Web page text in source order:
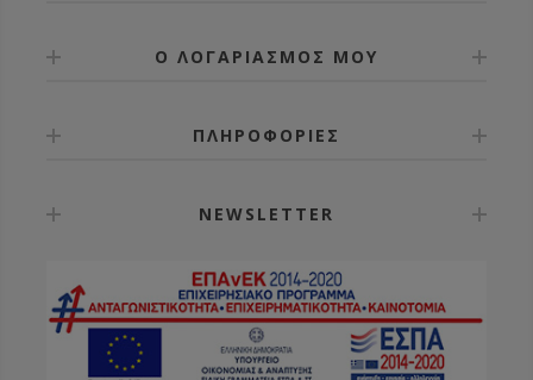
Ο ΛΟΓΑΡΙΑΣΜΟΣ ΜΟΥ
ΠΛΗΡΟΦΟΡΙΕΣ
NEWSLETTER